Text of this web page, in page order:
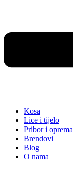
Kosa
Lice i tijelo
Pribor i oprema
Brendovi
Blog
O nama